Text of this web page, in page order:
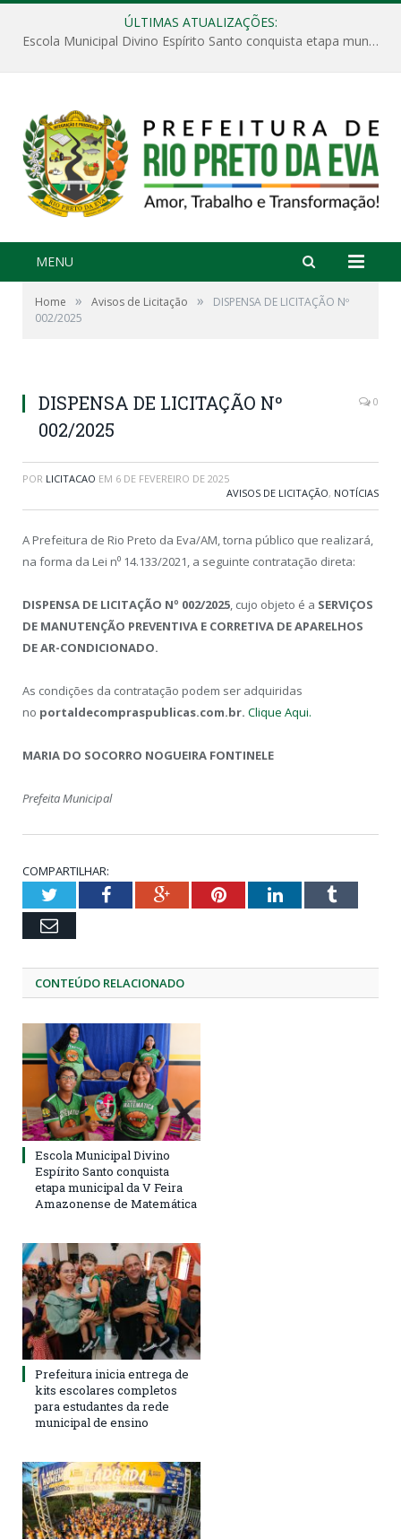
ÚLTIMAS ATUALIZAÇÕES:
Escola Municipal Divino Espírito Santo conquista etapa municipal da V Feira Amazonense de Matemática
MENU
Home » Avisos de Licitação »
DISPENSA DE LICITAÇÃO Nº
002/2025
DISPENSA DE LICITAÇÃO Nº
002/2025
0
POR LICITACAO EM 6 DE FEVEREIRO DE 2025
AVISOS DE LICITAÇÃO, NOTÍCIAS
A Prefeitura de Rio Preto da Eva/AM, torna público que realizará,
na forma da Lei n⁰ 14.133/2021, a seguinte contratação direta:
DISPENSA DE LICITAÇÃO Nº 002/2025, cujo objeto é a SERVIÇOS
DE MANUTENÇÃO PREVENTIVA E CORRETIVA DE APARELHOS
DE AR-CONDICIONADO.
As condições da contratação podem ser adquiridas
no portaldecompraspublicas.com.br. Clique Aqui.
MARIA DO SOCORRO NOGUEIRA FONTINELE
Prefeita Municipal
COMPARTILHAR:
TwitterFacebookGoogle+PinterestLinkedInTumblr
Email
CONTEÚDO RELACIONADO
Escola Municipal Divino
Espírito Santo conquista
etapa municipal da V Feira
Amazonense de Matemática
Prefeitura inicia entrega de
kits escolares completos
para estudantes da rede
municipal de ensino